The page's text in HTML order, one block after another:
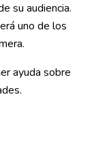
su audiencia.
uno de los
ayuda sobre